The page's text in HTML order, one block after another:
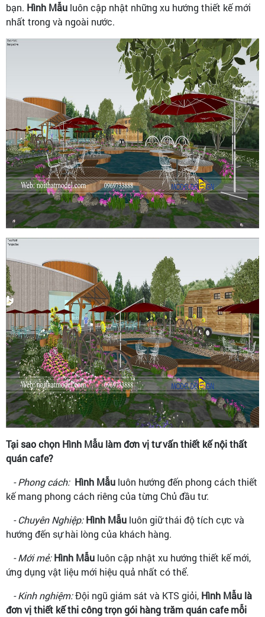
bạn. Hình Mẫu luôn cập nhật những xu hướng thiết kế mới
nhất trong và ngoài nước.
Tại sao chọn Hình Mẫu làm đơn vị tư vấn thiết kế nội thất
quán cafe?
- Phong cách: Hình Mẫu luôn hướng đến phong cách thiết
kế mang phong cách riêng của từng Chủ đầu tư.
- Chuyên Nghiệp: Hình Mẫu luôn giữ thái độ tích cực và
hướng đến sự hài lòng của khách hàng.
- Mới mẻ:Hình Mẫu luôn cập nhật xu hướng thiết kế mới,
ứng dụng vật liệu mới hiệu quả nhất có thể.
- Kinh nghiệm:Đội ngũ giám sát và KTS giỏi, Hình Mẫu là
đơn vị thiết kế thi công trọn gói hàng trăm quán cafe mỗi